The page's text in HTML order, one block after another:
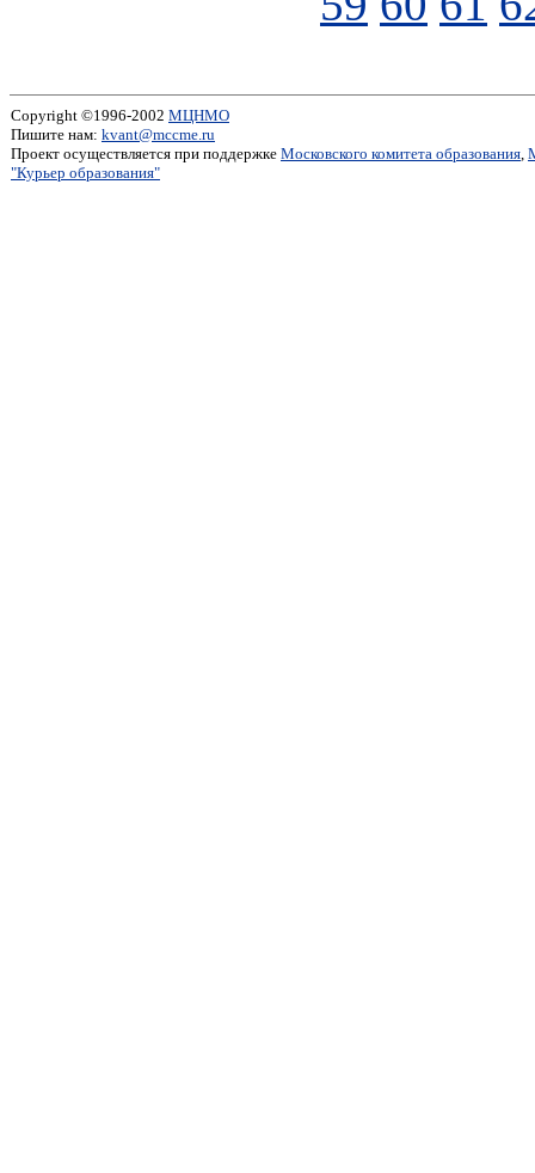
Copyright ©1996-2002 МЦНМО
Пишите нам: kvant@mccme.ru
Проект осуществляется при поддержке Московского комитета образования,
"Курьер образования"